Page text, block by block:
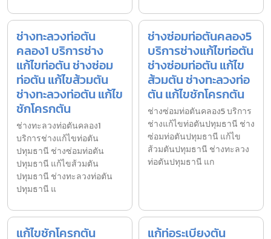
ช่างทะลวงท่อตัน
คลอง1 บริการช่าง
แก้ไขท่อตัน ช่างซ่อม
ท่อตัน แก้ไขส้วมตัน
ช่างทะลวงท่อตัน แก้ไข
ชักโครกตัน
ช่างทะลวงท่อตันคลอง1
บริการช่างแก้ไขท่อตัน
ปทุมธานี ช่างซ่อมท่อตัน
ปทุมธานี แก้ไขส้วมตัน
ปทุมธานี ช่างทะลวงท่อตัน
ปทุมธานี แ
ช่างซ่อมท่อตันคลอง5
บริการช่างแก้ไขท่อตัน
ช่างซ่อมท่อตัน แก้ไข
ส้วมตัน ช่างทะลวงท่อ
ตัน แก้ไขชักโครกตัน
ช่างซ่อมท่อตันคลอง5 บริการ
ช่างแก้ไขท่อตันปทุมธานี ช่าง
ซ่อมท่อตันปทุมธานี แก้ไข
ส้วมตันปทุมธานี ช่างทะลวง
ท่อตันปทุมธานี แก
แก้ไขชักโครกตัน
แก้ท่อระเบียงตัน